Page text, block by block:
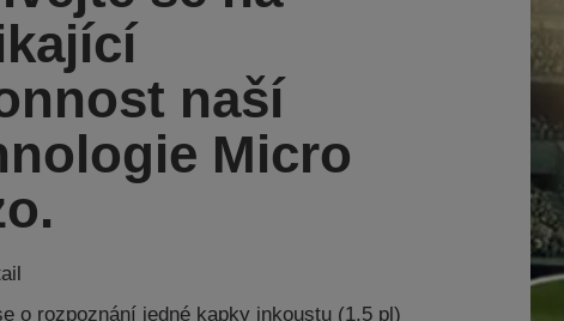
naší
Micro
o rozpoznání jedné kapky inkoustu (1,5 pl)